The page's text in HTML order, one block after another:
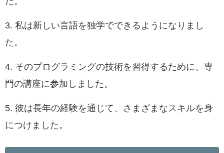
3. 私は新しい言語を独学でできるようになりまし
た。
4. そのプログラミングの技術を習得するために、専
門の講座に参加しました。
5. 彼は長年の経験を通じて、さまざまなスキルを身
につけました。